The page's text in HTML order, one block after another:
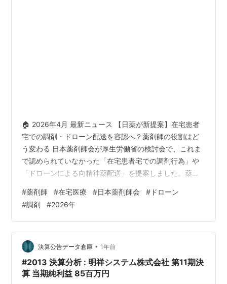
🏠 2026年4月 最新ニュース 【日薬が新提案】在宅患者
宅での調剤・ドローン配送を容認へ？薬剤師の役割はど
う変わる 日本薬剤師会が厚生労働省の検討会で、これま
で認められていなかった「在宅患者宅での調剤行為」や
「ドローンによる向精神薬配送」を提案しました。薬剤
て解説します。 ✅ 日薬が提案した3つの新施策 ✅ 在宅薬
剤師の役割の変化 ✅ ドローン配送とは？ ✅ 転職・キャ
リアへの影響 📋 この記事の目次 今回のニュースの概要
日薬が提案した3つの新施策 なぜ今この提案が出たのか
薬剤師の業務・役割への影響 転職・キャリアへの影響 ま
とめ 1. …
#薬剤師 #在宅医療 #日本薬剤師会 # ドローン
#調剤 #2026年
決算公告データ倉庫 • 1年前
#2013 決算分析 : 明祥システム株式会社 第11期決
算 当期純利益 85百万円